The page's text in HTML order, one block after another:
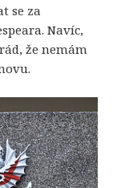
se za
Navíc,
že nemám